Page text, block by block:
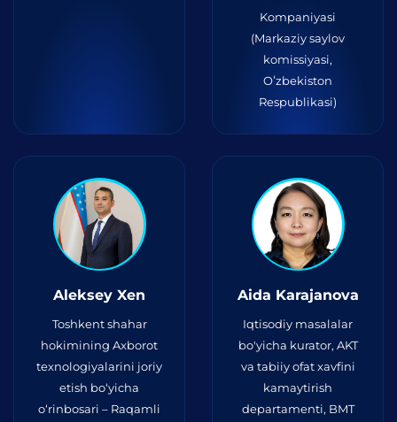
Kompaniyasi
(Markaziy saylov
komissiyasi,
Oʻzbekiston
Respublikasi)
Aleksey Xen
Toshkent shahar
hokimining Axborot
texnologiyalarini joriy
etish bo‘yicha
o‘rinbosari – Raqamli
Aida Karajanova
Iqtisodiy masalalar
bo'yicha kurator, AKT
va tabiiy ofat xavfini
kamaytirish
departamenti, BMT